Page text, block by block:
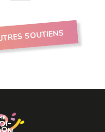
SOUTIENS